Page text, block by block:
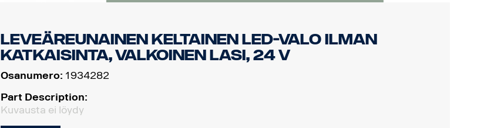
Leveäreunainen keltainen LED-valo ilman
katkaisinta, valkoinen lasi, 24 V
Osanumero: 1934282
Part Description:
Kuvausta ei löydy